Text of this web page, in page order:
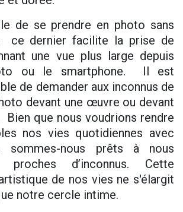
de se prendre en photo sans
ce dernier facilite la prise de
une vue plus large depuis
ou le smartphone. Il est
de demander aux inconnus de
devant une œuvre ou devant
Bien que nous voudrions rendre
nos vies quotidiennes avec
sommes-nous prêts à nous
d’inconnus. Cette
de nos vies ne s'élargit
notre cercle intime.